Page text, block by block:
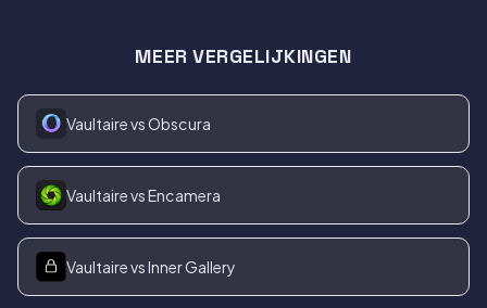
MEER VERGELIJKINGEN
Vaultaire vs Obscura
Vaultaire vs Encamera
Vaultaire vs Inner Gallery